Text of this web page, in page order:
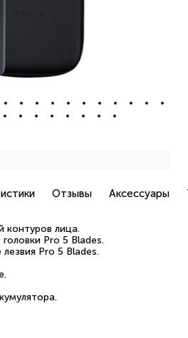
Отзывы Аксессуары
контуров лица.
Pro 5 Blades.
Pro 5 Blades.